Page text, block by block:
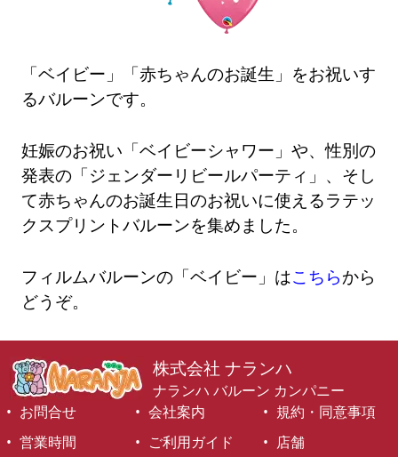
「ベイビー」「赤ちゃんのお誕生」をお祝いす
るバルーンです。
妊娠のお祝い「ベイビーシャワー」や、性別の
発表の「ジェンダーリビールパーティ」、そし
て赤ちゃんのお誕生日のお祝いに使えるラテッ
クスプリントバルーンを集めました。
フィルムバルーンの「ベイビー」はこちらから
どうぞ。
株式会社 ナランハ
ナランハ バルーン カンパニー
お問合せ
会社案内
規約・同意事項
営業時間
ご利用ガイド 店舗